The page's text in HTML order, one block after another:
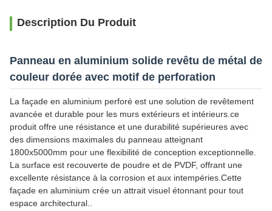
Description Du Produit
Panneau en aluminium solide revêtu de métal de
couleur dorée avec motif de perforation
La façade en aluminium perforé est une solution de revêtement
avancée et durable pour les murs extérieurs et intérieurs.ce
produit offre une résistance et une durabilité supérieures avec
des dimensions maximales du panneau atteignant
1800x5000mm pour une flexibilité de conception exceptionnelle.
La surface est recouverte de poudre et de PVDF, offrant une
excellente résistance à la corrosion et aux intempéries.Cette
façade en aluminium crée un attrait visuel étonnant pour tout
espace architectural..